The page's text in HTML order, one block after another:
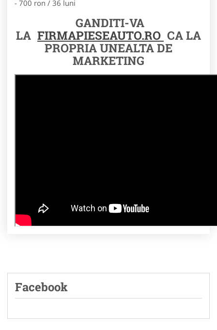
- 700 ron / 36 luni
GANDITI-VA
LA FIRMAPIESEAUTO.RO CA LA
PROPRIA UNEALTA DE
MARKETING
Facebook